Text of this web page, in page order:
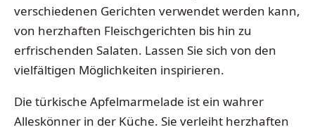
verschiedenen Gerichten verwendet werden kann,
von herzhaften Fleischgerichten bis hin zu
erfrischenden Salaten. Lassen Sie sich von den
vielfältigen Möglichkeiten inspirieren.
Die türkische Apfelmarmelade ist ein wahrer
Alleskönner in der Küche. Sie verleiht herzhaften